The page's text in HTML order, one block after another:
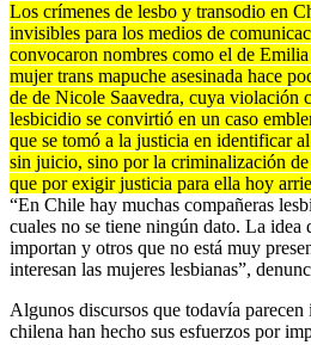
Los crímenes de lesbo y transodio en
invisibles para los medios de
convocaron nombres como el de
mujer trans mapuche asesinada hace
de de Nicole Saavedra, cuya violación
lesbicidio se convirtió en un caso
que se tomó a la justicia en identificar
sin juicio, sino por la criminalización
que por exigir justicia para ella hoy
“En Chile hay muchas compañeras
cuales no se tiene ningún dato. La idea
importan y otros que no está muy
interesan las mujeres lesbianas”,
Algunos discursos que todavía
chilena han hecho sus esfuerzos por